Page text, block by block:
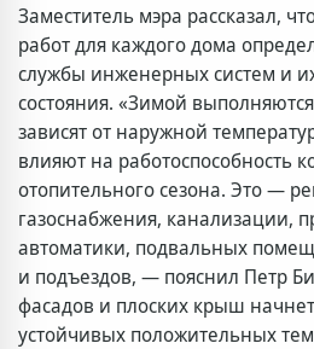
Заместитель мэра рассказал,
работ для каждого дома
службы инженерных систем и
состояния. «Зимой
зависят от наружной
влияют на работоспособность
отопительного сезона. Это —
газоснабжения, канализации,
автоматики, подвальных
и подъездов, — пояснил Петр
фасадов и плоских крыш
устойчивых положительных